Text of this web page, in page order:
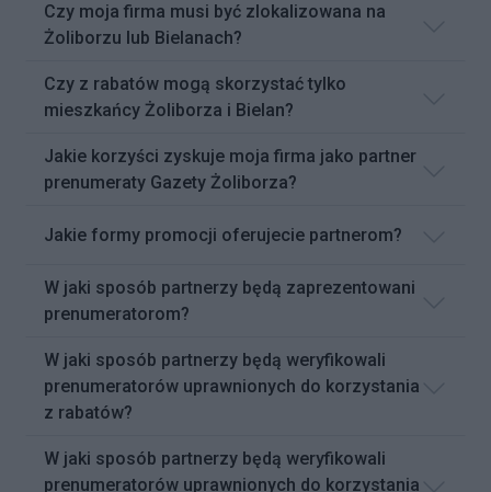
Czy moja firma musi być zlokalizowana na
Żoliborzu lub Bielanach?
Czy z rabatów mogą skorzystać tylko
mieszkańcy Żoliborza i Bielan?
Jakie korzyści zyskuje moja firma jako partner
prenumeraty Gazety Żoliborza?
Jakie formy promocji oferujecie partnerom?
W jaki sposób partnerzy będą zaprezentowani
prenumeratorom?
W jaki sposób partnerzy będą weryfikowali
prenumeratorów uprawnionych do korzystania
z rabatów?
W jaki sposób partnerzy będą weryfikowali
prenumeratorów uprawnionych do korzystania